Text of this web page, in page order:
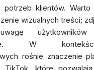
potrzeb klientów.
wizualnych treści;
W
rośnie znaczenie